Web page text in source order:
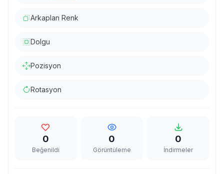
Arkaplan Renk
Dolgu
Pozisyon
Rotasyon
0
Beğenildi
0
Görüntüleme
0
İndirmeler